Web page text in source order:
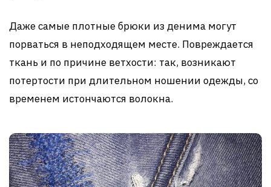
Даже самые плотные брюки из денима могут
порваться в неподходящем месте. Повреждается
ткань и по причине ветхости: так, возникают
потертости при длительном ношении одежды, со
временем истончаются волокна.